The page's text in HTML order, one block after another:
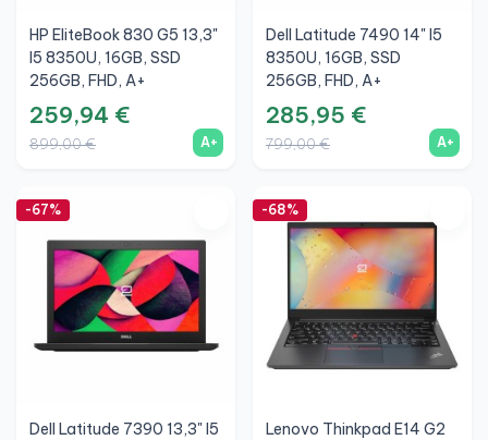
HP EliteBook 830 G5 13,3"
I5 8350U, 16GB, SSD
256GB, FHD, A+
259,94 €
899,00 € A+
Dell Latitude 7490 14" I5
8350U, 16GB, SSD
256GB, FHD, A+
285,95 €
799,00 € A+
-67%
Dell Latitude 7390 13,3" I5
-68%
Lenovo Thinkpad E14 G2